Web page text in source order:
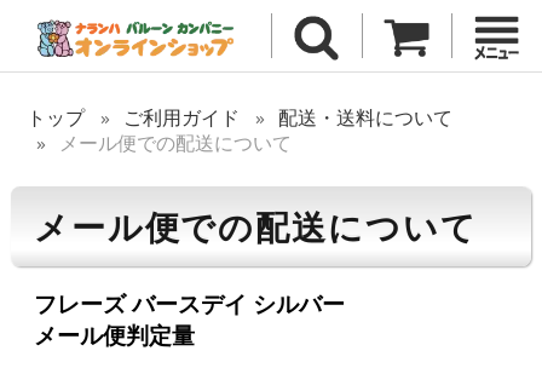
トップ ご利用ガイド
配送・送料について
メール便での配送について
メール便での配送について
フレーズ バースデイ シルバー
メール便判定量